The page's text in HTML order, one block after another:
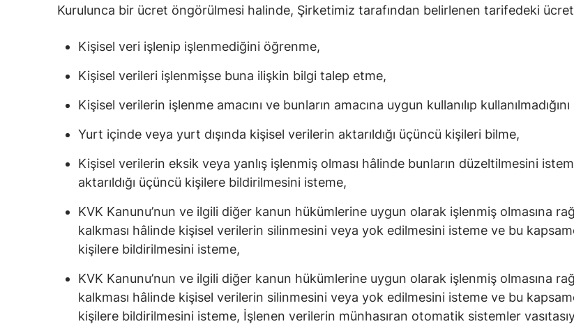
Kurulunca bir ücret öngörülmesi halinde, Şirketimiz tarafından belirlenen tarifedeki
Kişisel veri işlenip işlenmediğini öğrenme,
Kişisel verileri işlenmişse buna ilişkin bilgi talep etme,
Kişisel verilerin işlenme amacını ve bunların amacına uygun kullanılıp
Yurt içinde veya yurt dışında kişisel verilerin aktarıldığı üçüncü kişileri bilme,
Kişisel verilerin eksik veya yanlış işlenmiş olması hâlinde bunların düzeltilmesini
aktarıldığı üçüncü kişilere bildirilmesini isteme,
KVK Kanunu’nun ve ilgili diğer kanun hükümlerine uygun olarak işlenmiş olmasına
kalkması hâlinde kişisel verilerin silinmesini veya yok edilmesini isteme ve bu
kişilere bildirilmesini isteme,
KVK Kanunu’nun ve ilgili diğer kanun hükümlerine uygun olarak işlenmiş olmasına
kalkması hâlinde kişisel verilerin silinmesini veya yok edilmesini isteme ve bu
kişilere bildirilmesini isteme, İşlenen verilerin münhasıran otomatik sistemler